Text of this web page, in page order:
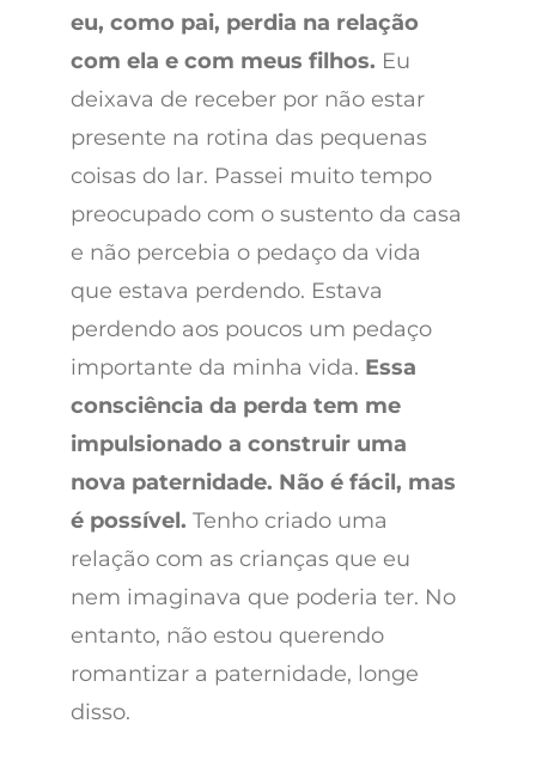
eu, como pai, perdia na relação
com ela e com meus filhos. Eu
deixava de receber por não estar
presente na rotina das pequenas
coisas do lar. Passei muito tempo
preocupado com o sustento da casa
e não percebia o pedaço da vida
que estava perdendo. Estava
perdendo aos poucos um pedaço
importante da minha vida. Essa
consciência da perda tem me
impulsionado a construir uma
nova paternidade. Não é fácil, mas
é possível. Tenho criado uma
relação com as crianças que eu
nem imaginava que poderia ter. No
entanto, não estou querendo
romantizar a paternidade, longe
disso.